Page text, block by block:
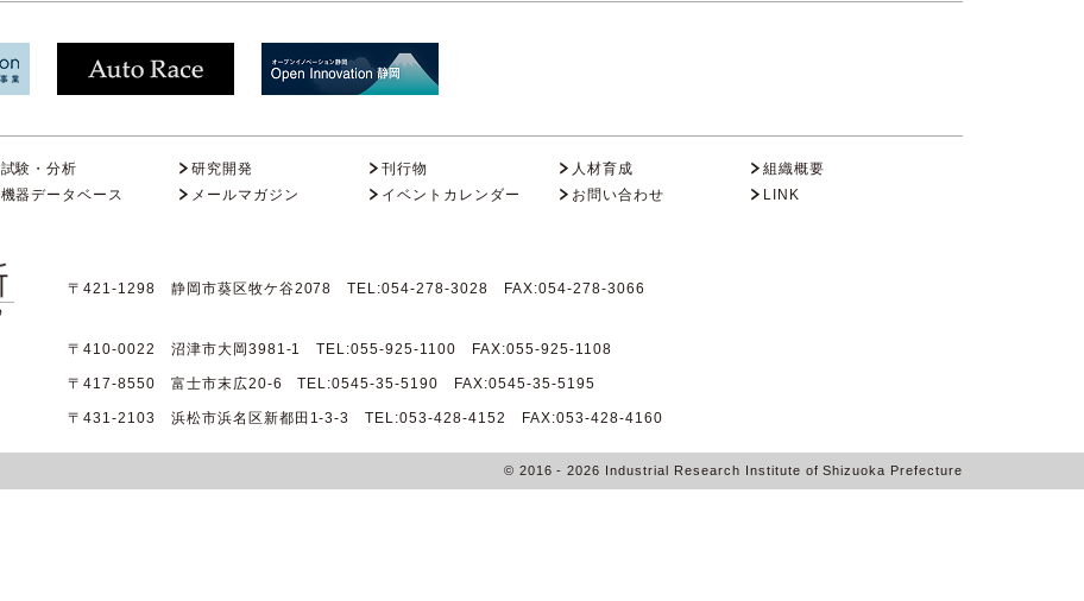
試験・分析 研究開発 刊行物 人材育成
組織概要
機器データベース メールマガジン イベントカレンダー お問い合わせ
LINK
〒421-1298 静岡市葵区牧ケ谷2078 TEL:054-278-3028 FAX:054-278-3066
〒410-0022 沼津市大岡3981-1 TEL:055-925-1100 FAX:055-925-1108
〒417-8550 富士市末広20-6 TEL:0545-35-5190 FAX:0545-35-5195
〒431-2103 浜松市浜名区新都田1-3-3 TEL:053-428-4152 FAX:053-428-4160
© 2016 - 2026 Industrial Research Institute of Shizuoka Prefecture